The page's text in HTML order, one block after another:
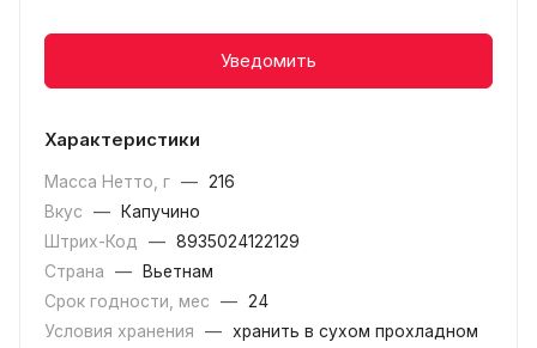
Уведомить
Характеристики
Масса Нетто, г — 216
Вкус
—
Капучино
Штрих-Код
— 8935024122129
Страна
—
Вьетнам
Срок годности, мес
— 24
Условия хранения
— хранить в сухом прохладном